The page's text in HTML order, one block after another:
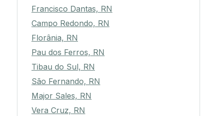
Francisco Dantas, RN
Campo Redondo, RN
Florânia, RN
Pau dos Ferros, RN
Tibau do Sul, RN
São Fernando, RN
Major Sales, RN
Vera Cruz, RN